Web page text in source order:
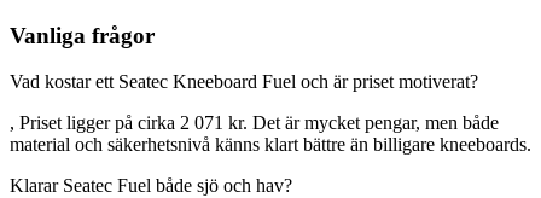
Vanliga frågor
Vad kostar ett Seatec Kneeboard Fuel och är priset motiverat?
, Priset ligger på cirka 2 071 kr. Det är mycket pengar, men både
material och säkerhetsnivå känns klart bättre än billigare kneeboards.
Klarar Seatec Fuel både sjö och hav?